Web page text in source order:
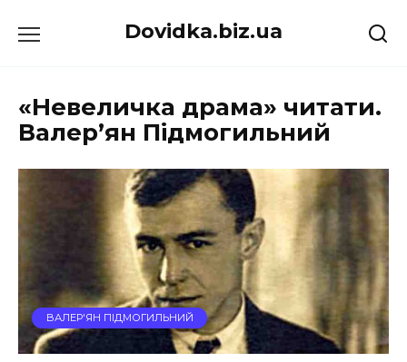
до
Dovidka.biz.ua
«Невеличка драма» читати.
Валер’ян Підмогильний
ВАЛЕР'ЯН ПІДМОГИЛЬНИЙ